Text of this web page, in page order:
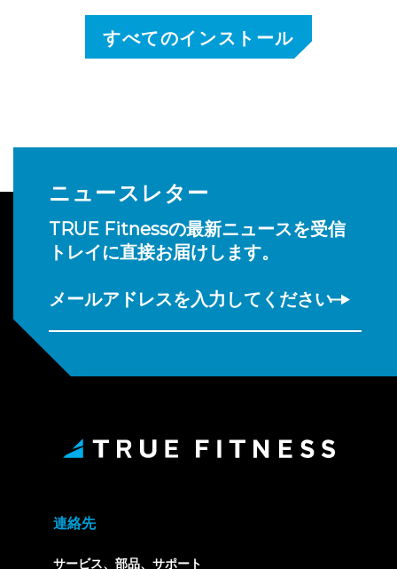
すべてのインストール
ニュースレター
TRUE Fitnessの最新ニュースを受信
トレイに直接お届けします。
メールアドレスを入力してください
連絡先
サービス、部品、サポート